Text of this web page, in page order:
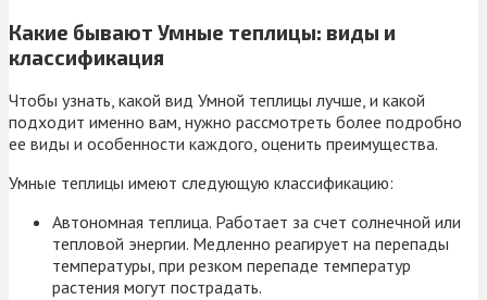
Какие бывают Умные теплицы: виды и
классификация
Чтобы узнать, какой вид Умной теплицы лучше, и какой
подходит именно вам, нужно рассмотреть более подробно
ее виды и особенности каждого, оценить преимущества.
Умные теплицы имеют следующую классификацию:
Автономная теплица. Работает за счет солнечной или
тепловой энергии. Медленно реагирует на перепады
температуры, при резком перепаде температур
растения могут пострадать.